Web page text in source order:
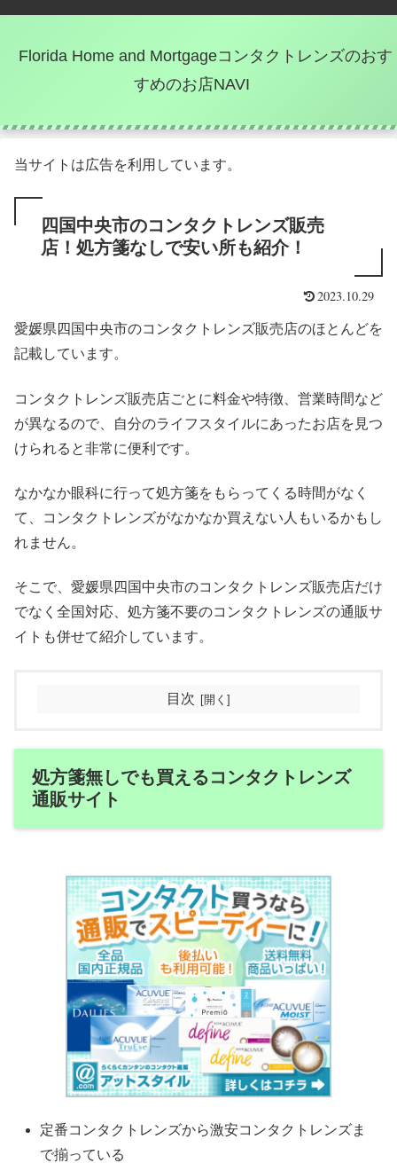
Florida Home and Mortgageコンタクトレンズのおす
すめのお店NAVI
当サイトは広告を利用しています。
四国中央市のコンタクトレンズ販売
店！処方箋なしで安い所も紹介！
2023.10.29
愛媛県四国中央市のコンタクトレンズ販売店のほとんどを
記載しています。
コンタクトレンズ販売店ごとに料金や特徴、営業時間など
が異なるので、自分のライフスタイルにあったお店を見つ
けられると非常に便利です。
なかなか眼科に行って処方箋をもらってくる時間がなく
て、コンタクトレンズがなかなか買えない人もいるかもし
れません。
そこで、愛媛県四国中央市のコンタクトレンズ販売店だけ
でなく全国対応、処方箋不要のコンタクトレンズの通販サ
イトも併せて紹介しています。
目次
処方箋無しでも買えるコンタクトレンズ
通販サイト
定番コンタクトレンズから激安コンタクトレンズま
で揃っている